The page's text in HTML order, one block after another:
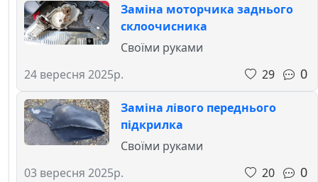
Заміна моторчика заднього
склоочисника
24 вересня 2025р.
Своїми руками
29
0
Заміна лівого переднього
підкрилка
03 вересня 2025р.
Своїми руками
20
0